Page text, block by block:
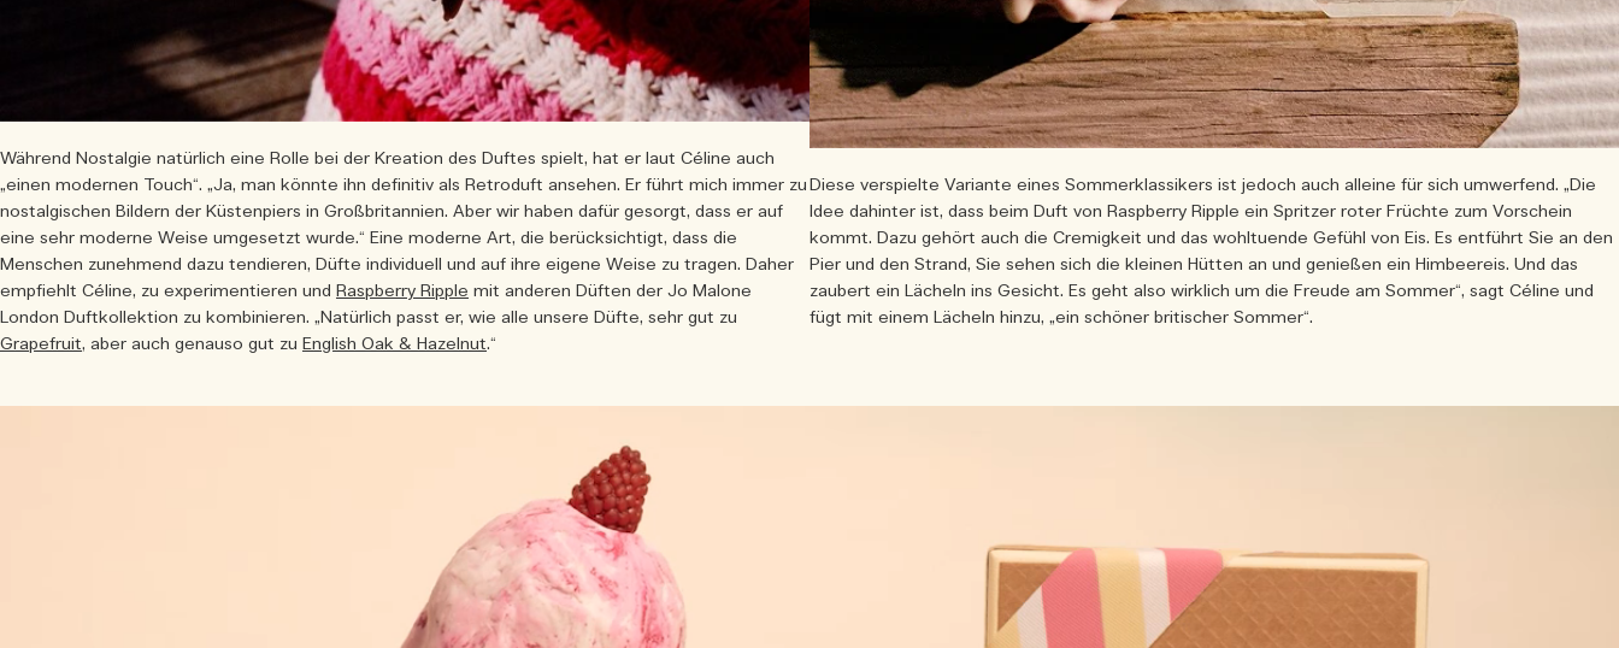
Während Nostalgie natürlich eine Rolle bei der Kreation des Duftes spielt, hat er laut Céline auch
„einen modernen Touch“. „Ja, man könnte ihn definitiv als Retroduft ansehen. Er führt mich immer zu
nostalgischen Bildern der Küstenpiers in Großbritannien. Aber wir haben dafür gesorgt, dass er auf
eine sehr moderne Weise umgesetzt wurde.“ Eine moderne Art, die berücksichtigt, dass die
Menschen zunehmend dazu tendieren, Düfte individuell und auf ihre eigene Weise zu tragen. Daher
empfiehlt Céline, zu experimentieren und Raspberry Ripple mit anderen Düften der Jo Malone
London Duftkollektion zu kombinieren. „Natürlich passt er, wie alle unsere Düfte, sehr gut zu
Grapefruit, aber auch genauso gut zu English Oak & Hazelnut.“
Diese verspielte Variante eines Sommerklassikers ist jedoch auch alleine für sich umwerfend. „Die
Idee dahinter ist, dass beim Duft von Raspberry Ripple ein Spritzer roter Früchte zum Vorschein
kommt. Dazu gehört auch die Cremigkeit und das wohltuende Gefühl von Eis. Es entführt Sie an den
Pier und den Strand, Sie sehen sich die kleinen Hütten an und genießen ein Himbeereis. Und das
zaubert ein Lächeln ins Gesicht. Es geht also wirklich um die Freude am Sommer“, sagt Céline und
fügt mit einem Lächeln hinzu, „ein schöner britischer Sommer“.